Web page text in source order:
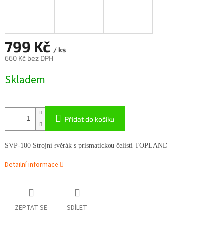
799 Kč / ks
660 Kč bez DPH
cena:
Skladem
Přidat do košíku
SVP-100 Strojní svěrák s prismatickou čelistí TOPLAND
Detailní informace
ZEPTAT SE SDÍLET